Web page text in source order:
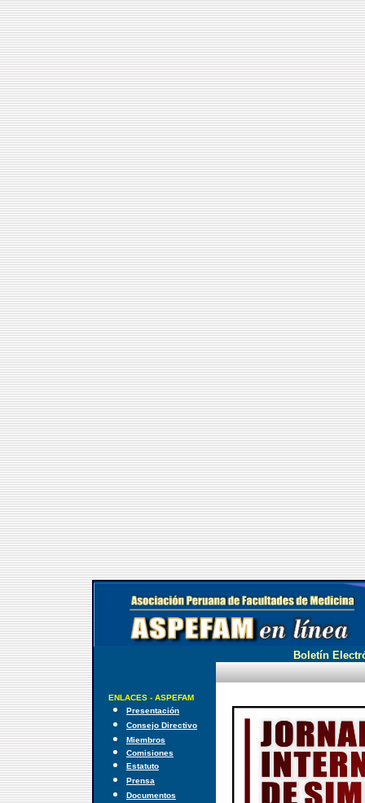
Boletín
ENLACES - ASPEFAM
Presentación
Consejo Directivo
Miembros
Comisiones
Estatuto
Prensa
Documentos